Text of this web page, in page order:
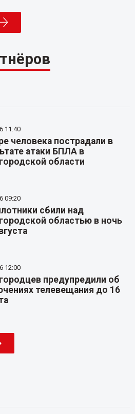
11:40
человека пострадали в
атаки БПЛА в
области
09:20
сбили над
областью в ночь
12:00
предупредили об
телевещания до 16